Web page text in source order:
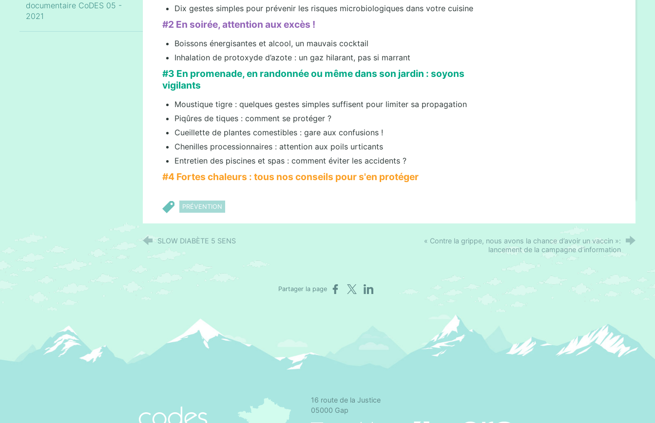
documentaire CoDES 05 -
2021
Dix gestes simples pour prévenir les risques microbiologiques dans votre cuisine
#2 En soirée, attention aux excès !
Boissons énergisantes et alcool, un mauvais cocktail
Inhalation de protoxyde d’azote : un gaz hilarant, pas si marrant
#3 En promenade, en randonnée ou même dans son jardin : soyons
vigilants
Moustique tigre : quelques gestes simples suffisent pour limiter sa propagation
Piqûres de tiques : comment se protéger ?
Cueillette de plantes comestibles : gare aux confusions !
Chenilles processionnaires : attention aux poils urticants
Entretien des piscines et spas : comment éviter les accidents ?
#4 Fortes chaleurs : tous nos conseils pour s'en protéger
PRÉVENTION
SLOW DIABÈTE 5 SENS
« Contre la grippe, nous avons la chance d’avoir un vaccin »:
lancement de la campagne d’information
Partager la page Partager sur Facebook
Partager sur X
Partager sur LinkedIn
CoDES 05 - Comité départemental d'éducation pour la santé des Hautes-Alpes
16 route de la Justice
05000 Gap
Agence régionale de santé Paca